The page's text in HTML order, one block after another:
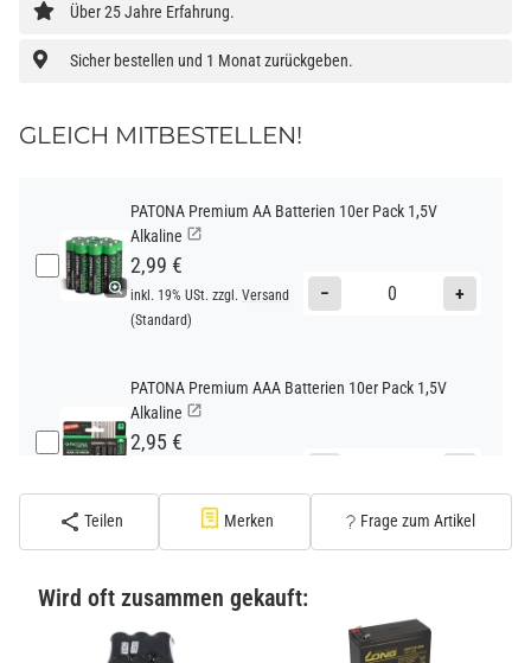
Über 25 Jahre Erfahrung.
Sicher bestellen und 1 Monat zurückgeben.
GLEICH MITBESTELLEN!
PATONA Premium AA Batterien 10er Pack 1,5V
Alkaline
2,99 €
inkl. 19% USt. zzgl. Versand
(Standard)
− +
PATONA Premium AAA Batterien 10er Pack 1,5V
Alkaline
2,95 €
(Standard)
Lithium
inkl. 19% USt. zzgl.
Teilen Merken Frage zum Artikel
Wird oft zusammen gekauft: